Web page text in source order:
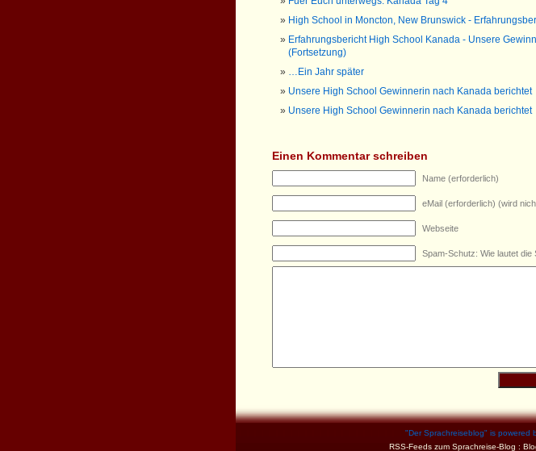
High School in Moncton, New Brunswick -
Erfahrungsbericht High School Kanada - Unsere
(Fortsetzung)
…Ein Jahr später
Unsere High School Gewinnerin nach Kanada berichtet
Unsere High School Gewinnerin nach Kanada berichtet
Einen Kommentar schreiben
Name (erforderlich)
eMail (erforderlich) (wird
Webseite
Spam-Schutz: Wie lautet die
"Der Sprachreiseblog" is powered
RSS-Feeds zum Sprachreise-Blog :